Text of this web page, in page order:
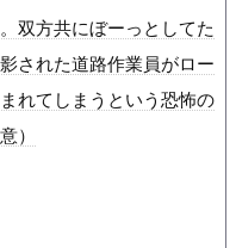
「住民拘束！...
す…
は！
双方共にぼーっとしてた
された道路作業員がロー
れてしまうという恐怖の
）